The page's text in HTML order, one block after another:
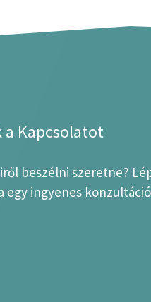
a Kapcsolatot
beszélni szeretne?
egy ingyenes